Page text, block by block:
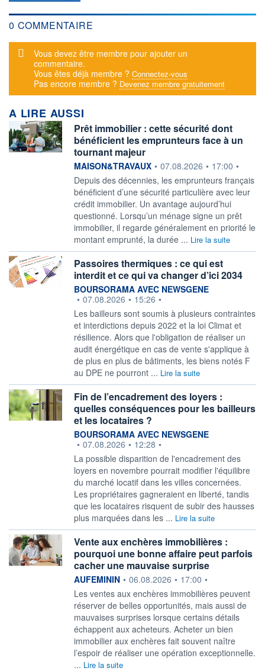
0 COMMENTAIRE
Message d'alerte
Vous devez être membre pour ajouter un
commentaire.
Vous êtes déjà membre ? Connectez-vous
Pas encore membre ? Devenez membre gratuitement
A LIRE AUSSI
Prêt immobilier : cette sécurité dont
bénéficient les emprunteurs face à un
tournant majeur
information fournie par
MAISON&TRAVAUX • 07.08.2026 • 17:00 •
Depuis des décennies, les emprunteurs français
bénéficient d’une sécurité particulière avec leur
crédit immobilier. Un avantage aujourd’hui
questionné. Lorsqu’un ménage signe un prêt
immobilier, il regarde généralement en priorité le
montant emprunté, la durée ... Lire la suite
Passoires thermiques : ce qui est
interdit et ce qui va changer d’ici 2034
information fournie par
BOURSORAMA AVEC NEWSGENE
• 07.08.2026 • 15:26 •
Les bailleurs sont soumis à plusieurs contraintes
et interdictions depuis 2022 et la loi Climat et
résilience. Alors que l'obligation de réaliser un
audit énergétique en cas de vente s'applique à
de plus en plus de bâtiments, les biens notés F
au DPE ne pourront ... Lire la suite
Fin de l’encadrement des loyers :
quelles conséquences pour les bailleurs
et les locataires ?
information fournie par
BOURSORAMA AVEC NEWSGENE
• 07.08.2026 • 12:28 •
La possible disparition de l'encadrement des
loyers en novembre pourrait modifier l'équilibre
du marché locatif dans les villes concernées.
Les propriétaires gagneraient en liberté, tandis
que les locataires risquent de subir des hausses
plus marquées dans les ... Lire la suite
Vente aux enchères immobilières :
pourquoi une bonne affaire peut parfois
cacher une mauvaise surprise
information fournie par
AUFEMININ • 06.08.2026 • 17:00 •
Les ventes aux enchères immobilières peuvent
réserver de belles opportunités, mais aussi de
mauvaises surprises lorsque certains détails
échappent aux acheteurs. Acheter un bien
immobilier aux enchères fait souvent naître
l’espoir de réaliser une opération exceptionnelle.
... Lire la suite